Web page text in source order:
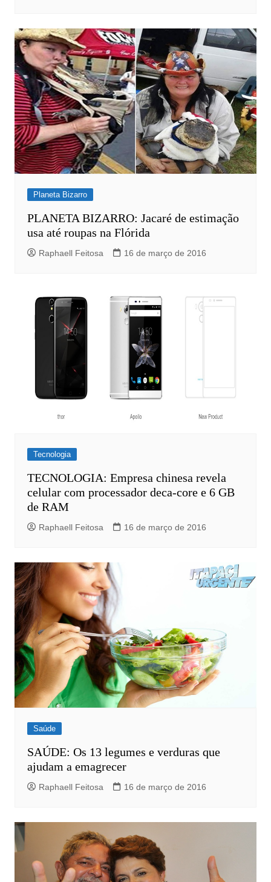
Planeta Bizarro
PLANETA BIZARRO: Jacaré de estimação
usa até roupas na Flórida
Raphaell Feitosa 16 de março de 2016
Tecnologia
TECNOLOGIA: Empresa chinesa revela
celular com processador deca-core e 6 GB
de RAM
Raphaell Feitosa 16 de março de 2016
Saúde
SAÚDE: Os 13 legumes e verduras que
ajudam a emagrecer
Raphaell Feitosa 16 de março de 2016